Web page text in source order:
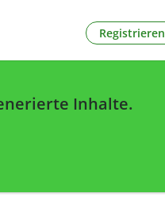
Registrieren
Inhalte.